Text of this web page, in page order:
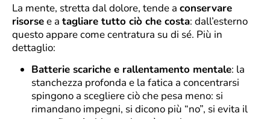
La mente, stretta dal dolore, tende a conservare
risorsee a tagliare tutto ciò che costa: dall’esterno
questo appare come centratura su di sé. Più in
dettaglio:
Batterie scariche e rallentamento mentale: la
stanchezza profonda e la fatica a concentrarsi
spingono a scegliere ciò che pesa meno: si
rimandano impegni, si dicono più “no”, si evita il